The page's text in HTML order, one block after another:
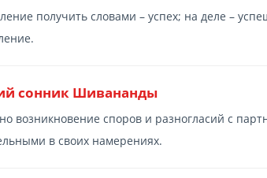
получить словами – успех; на деле –
сонник Шивананды
возникновение споров и разногласий с
в своих намерениях.